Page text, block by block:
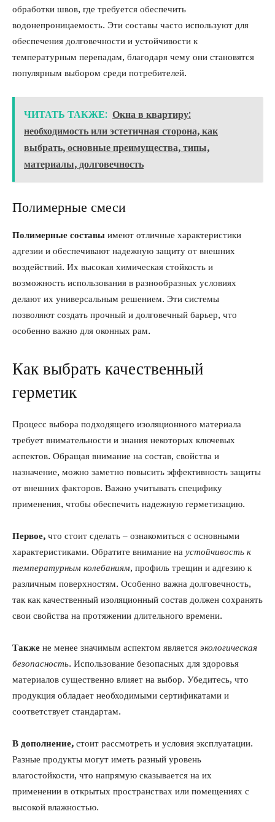
обработки швов, где требуется обеспечить
водонепроницаемость. Эти составы часто используют для
обеспечения долговечности и устойчивости к
температурным перепадам, благодаря чему они становятся
популярным выбором среди потребителей.
ЧИТАТЬ ТАКЖЕ: Окна в квартиру:
необходимость или эстетичная сторона, как
выбрать, основные преимущества, типы,
материалы, долговечность
Полимерные смеси
Полимерные составы имеют отличные характеристики
адгезии и обеспечивают надежную защиту от внешних
воздействий. Их высокая химическая стойкость и
возможность использования в разнообразных условиях
делают их универсальным решением. Эти системы
позволяют создать прочный и долговечный барьер, что
особенно важно для оконных рам.
Как выбрать качественный
герметик
Процесс выбора подходящего изоляционного материала
требует внимательности и знания некоторых ключевых
аспектов. Обращая внимание на состав, свойства и
назначение, можно заметно повысить эффективность защиты
от внешних факторов. Важно учитывать специфику
применения, чтобы обеспечить надежную герметизацию.
Первое, что стоит сделать – ознакомиться с основными
характеристиками. Обратите внимание на устойчивость к
температурным колебаниям, профиль трещин и адгезию к
различным поверхностям. Особенно важна долговечность,
так как качественный изоляционный состав должен сохранять
свои свойства на протяжении длительного времени.
Также не менее значимым аспектом является экологическая
безопасность. Использование безопасных для здоровья
материалов существенно влияет на выбор. Убедитесь, что
продукция обладает необходимыми сертификатами и
соответствует стандартам.
В дополнение, стоит рассмотреть и условия эксплуатации.
Разные продукты могут иметь разный уровень
влагостойкости, что напрямую сказывается на их
применении в открытых пространствах или помещениях с
высокой влажностью.